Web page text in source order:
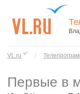
города
Владивостока
VL.ru /
Первые в